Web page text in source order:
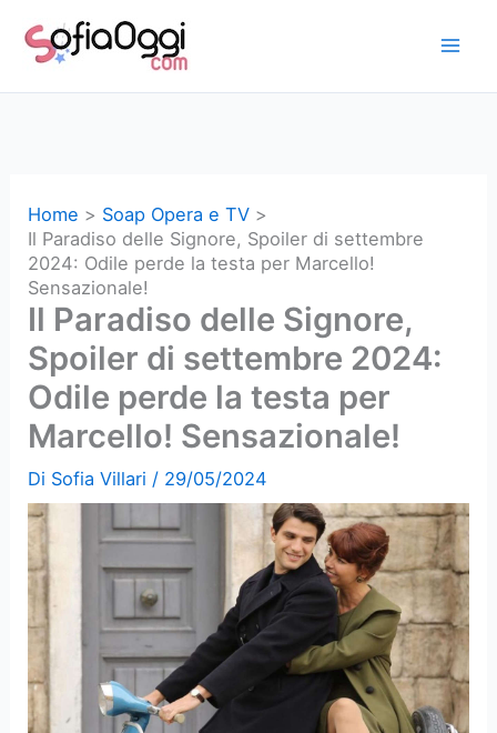
Home
Soap Opera e TV
Il Paradiso delle Signore, Spoiler di settembre
2024: Odile perde la testa per Marcello!
Sensazionale!
Il Paradiso delle Signore,
Spoiler di settembre 2024:
Odile perde la testa per
Marcello! Sensazionale!
Di Sofia Villari / 29/05/2024